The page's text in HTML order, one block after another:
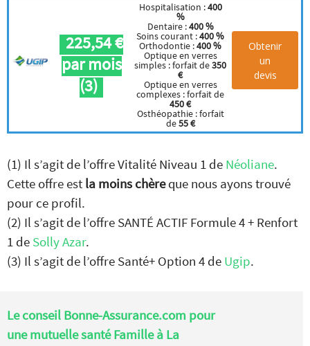
225,54 €
par mois
(3)
Hospitalisation :400
%
Dentaire :400 %
Soins courant :400 %
Orthodontie :400 %
Optique en verres
simples : forfait de350
€
Optique en verres
complexes : forfait de
450 €
Osthéopathie : forfait
de55 €
Obtenir
un
devis
(1) Il s’agit de l’offre Vitalité Niveau 1 de Néoliane.
Cette offre est la moins chèreque nous ayons trouvé
pour ce profil.
(2) Il s’agit de l’offre SANTÉ ACTIF Formule 4 + Renfort
1 de Solly Azar.
(3) Il s’agit de l’offre Santé+ Option 4 de Ugip.
Le conseil Bonne-Assurance.com pour
une mutuelle santé Famille à La